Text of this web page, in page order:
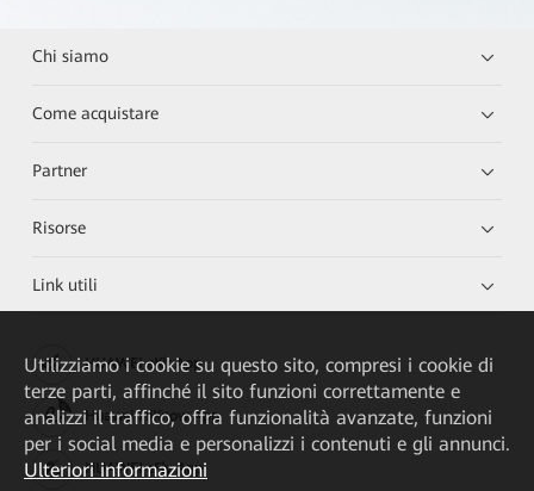
Chi siamo
Come acquistare
Partner
Risorse
Link utili
HUAWEI eKit App
Huawei HiKnow App
HUAWEI eFly App
Utilizziamo i cookie su questo sito, compresi i cookie di
terze parti, affinché il sito funzioni correttamente e
analizzi il traffico, offra funzionalità avanzate, funzioni
per i social media e personalizzi i contenuti e gli annunci.
Ulteriori informazioni